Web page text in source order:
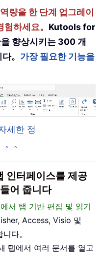
량을 한 단계 업그레이
하세요。 Kutools for
향상시키는 300 개
。 가장 필요한 기능을
세한 정
。
인터페이스를 제공
어 줍니다
서 탭 기반 편집 및 읽기
Access, Visio 및
다。
탭에서 여러 문서를 열고